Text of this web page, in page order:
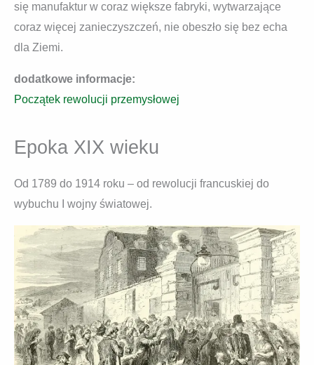
się manufaktur w coraz większe fabryki, wytwarzające
coraz więcej zanieczyszczeń, nie obeszło się bez echa
dla Ziemi.
dodatkowe informacje:
Początek rewolucji przemysłowej
Epoka XIX wieku
Od 1789 do 1914 roku – od rewolucji francuskiej do
wybuchu I wojny światowej.